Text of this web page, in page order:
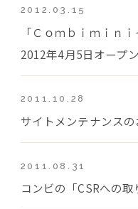
2012.03.15
「Ｃｏｍｂｉｍｉｎ
2012年4月5日オープン
2011.10.28
サイトメンテナンスの
2011.08.31
コンビの「CSRへの